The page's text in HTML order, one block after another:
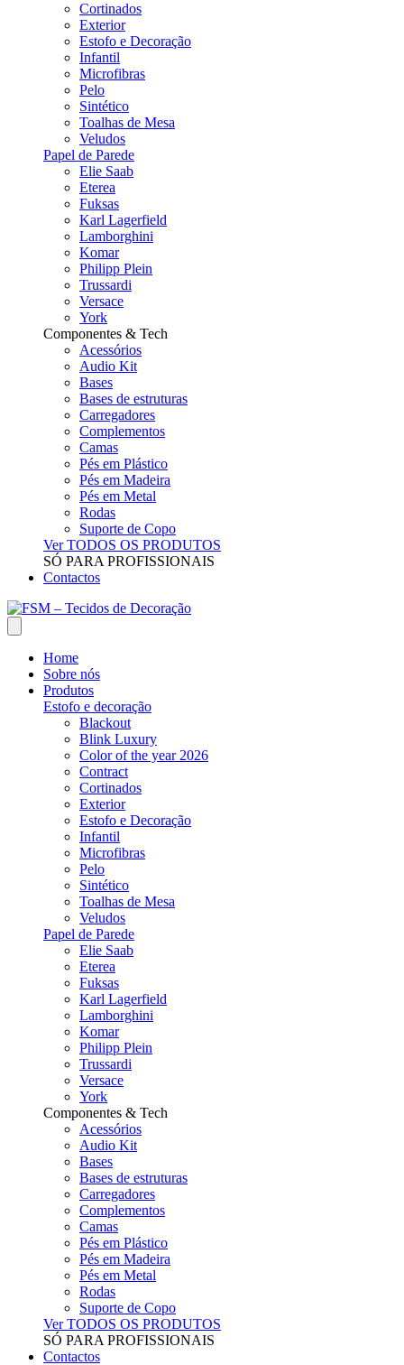
Cortinados
Exterior
Estofo e Decoração
Infantil
Microfibras
Pelo
Sintético
Toalhas de Mesa
Veludos
Papel de Parede
Elie Saab
Eterea
Fuksas
Karl Lagerfield
Lamborghini
Komar
Philipp Plein
Trussardi
Versace
York
Componentes & Tech
Acessórios
Audio Kit
Bases
Bases de estruturas
Carregadores
Complementos
Camas
Pés em Plástico
Pés em Madeira
Pés em Metal
Rodas
Suporte de Copo
Ver TODOS OS PRODUTOS
SÓ PARA PROFISSIONAIS
Contactos
Home
Sobre nós
Produtos
Estofo e decoração
Blackout
Blink Luxury
Color of the year 2026
Contract
Cortinados
Exterior
Estofo e Decoração
Infantil
Microfibras
Pelo
Sintético
Toalhas de Mesa
Veludos
Papel de Parede
Elie Saab
Eterea
Fuksas
Karl Lagerfield
Lamborghini
Komar
Philipp Plein
Trussardi
Versace
York
Componentes & Tech
Acessórios
Audio Kit
Bases
Bases de estruturas
Carregadores
Complementos
Camas
Pés em Plástico
Pés em Madeira
Pés em Metal
Rodas
Suporte de Copo
Ver TODOS OS PRODUTOS
SÓ PARA PROFISSIONAIS
Contactos